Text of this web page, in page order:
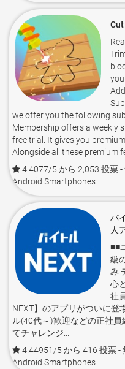
we offer you the following
Membership offers a weekly
free trial. It gives you
Alongside all these premium
4.4077/5 から 2,053 投票-
Android Smartphones
バ
人
■■
級
み
心
社
NEXT】のアプリがついに登
ル(40代～)歓迎などの正社
てチャレンジ...
4.44951/5 から 416 投票-
Android Smartphones